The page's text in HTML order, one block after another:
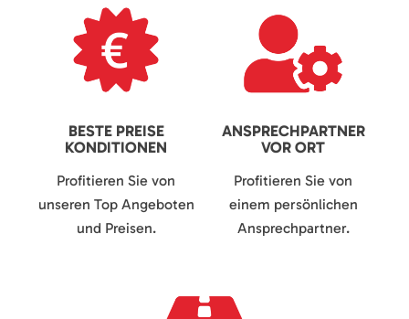
BESTE PREISE
KONDITIONEN
Profitieren Sie von
unseren Top Angeboten
und Preisen.
ANSPRECHPARTNER
VOR ORT
Profitieren Sie von
einem persönlichen
Ansprechpartner.